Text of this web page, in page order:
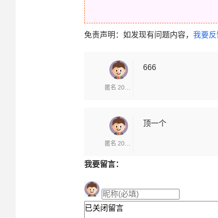
免责声明：如发现有问题内容， 我要反
匿名 2025-12-21
666
匿名 2025-12-21
顶一个
我要留言：